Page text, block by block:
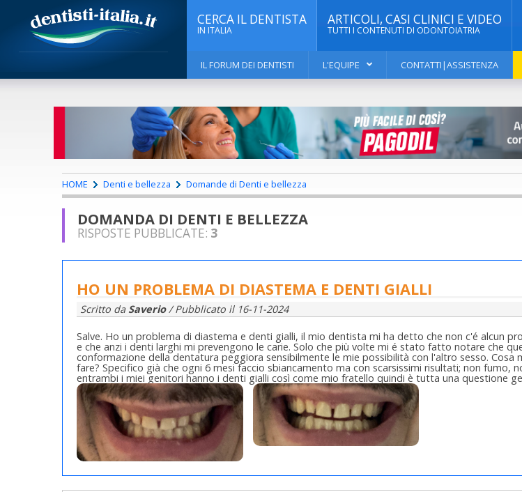
CERCA IL DENTISTA
IN ITALIA
ARTICOLI, CASI CLINICI E VIDEO
TUTTI I CONTENUTI DI ODONTOIATRIA
IL FORUM DEI DENTISTI L'EQUIPE CONTATTI|ASSISTENZA
HOME Denti e bellezza Domande di Denti e bellezza
DOMANDA DI DENTI E BELLEZZA
RISPOSTE PUBBLICATE: 3
HO UN PROBLEMA DI DIASTEMA E DENTI GIALLI
Scritto da Saverio/ Pubblicato il 16-11-2024
Salve. Ho un problema di diastema e denti gialli, il mio dentista mi ha detto che non c'é alcun
e che anzi i denti larghi mi prevengono le carie. Solo che più volte mi é stato fatto notare che
conformazione della dentatura peggiora sensibilmente le mie possibilità con l'altro sesso. Cosa
fare? Specifico già che ogni 6 mesi faccio sbiancamento ma con scarsissimi risultati; non fumo,
entrambi i miei genitori hanno i denti gialli così come mio fratello quindi è tutta una questione